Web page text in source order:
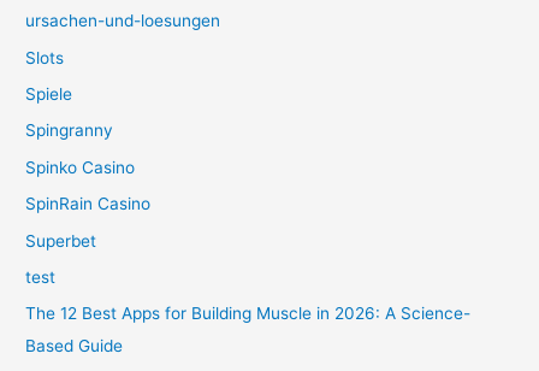
ursachen-und-loesungen
Slots
Spiele
Spingranny
Spinko Casino
SpinRain Casino
Superbet
test
The 12 Best Apps for Building Muscle in 2026: A Science-
Based Guide